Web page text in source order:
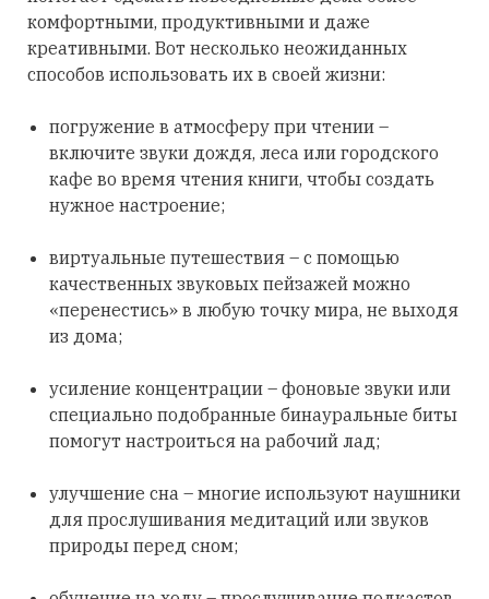
комфортными, продуктивными и даже
креативными. Вот несколько неожиданных
способов использовать их в своей жизни:
погружение в атмосферу при чтении –
включите звуки дождя, леса или городского
кафе во время чтения книги, чтобы создать
нужное настроение;
виртуальные путешествия – с помощью
качественных звуковых пейзажей можно
«перенестись» в любую точку мира, не выходя
из дома;
усиление концентрации – фоновые звуки или
специально подобранные бинауральные биты
помогут настроиться на рабочий лад;
улучшение сна – многие используют наушники
для прослушивания медитаций или звуков
природы перед сном;